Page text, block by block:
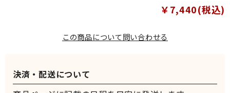
￥7,440(税込)
この商品について問い合わせる
決済・配送について